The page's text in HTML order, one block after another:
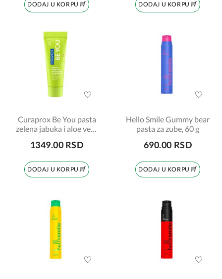
DODAJ U KORPU DODAJ U KORPU
Curaprox Be You pasta
zelena jabuka i aloe vera
1349.00 RSD
DODAJ U KORPU
Hello Smile Gummy bear
pasta za zube, 60 g
690.00 RSD
DODAJ U KORPU